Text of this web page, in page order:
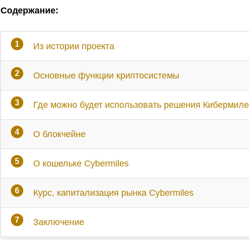
Содержание:
Из истории проекта
Основные функции криптосистемы
Где можно будет использовать решения
О блокчейне
О кошельке Cybermiles
Курс, капитализация рынка Cybermiles
Заключение